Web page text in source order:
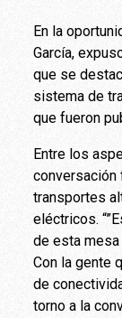
En la
García,
que se
sistema de
que fueron
Entre los
transportes
eléctricos.
de esta
Con la gente
de
torno a la